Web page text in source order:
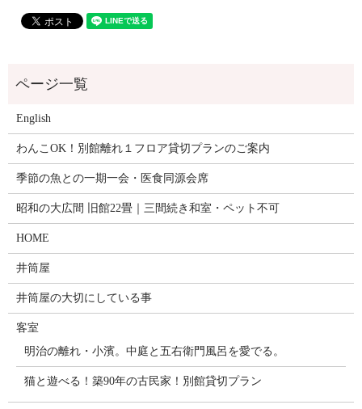
English
わんこOK！別館離れ１フロア貸切プランのご案内
季節の魚との一期一会・医食同源会席
昭和の大広間 旧館22畳｜三間続き和室・ペット不可
HOME
井筒屋
井筒屋の大切にしている事
客室
明治の離れ・小濱。中庭と五右衛門風呂を愛でる。
猫と遊べる！築90年の古民家！別館貸切プラン